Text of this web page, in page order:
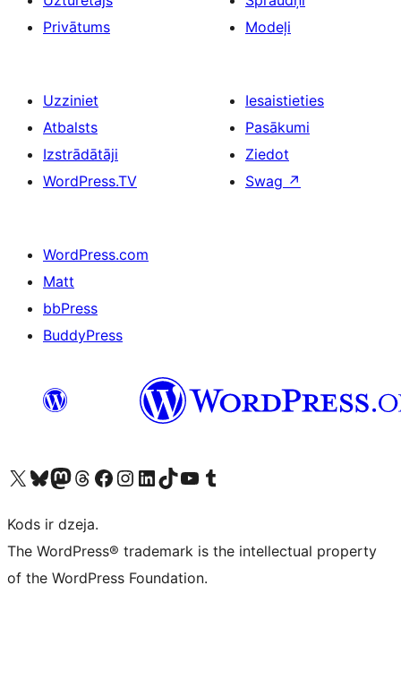
Privātums
Modeļi
Uzziniet
Atbalsts
Izstrādātāji
WordPress.TV
Iesaistieties
Pasākumi
Ziedot
Swag ↗
WordPress.com
Matt
bbPress
BuddyPress
Apmeklējiet mūsu X (agrāk Twitter) kontu
Apmeklējiet mūsu Bluesky kontu
Apmeklējiet mūsu Mastodon kontu
Apmeklējiet mūsu Threads kontu
Apmeklējiet mūsu Facebook lapuApmeklējiet mūsu Instagram kontu
Apmeklējiet mūsu LinkedIn kontu
Apmeklējiet mūsu TikTok kontu
Apmeklējiet mūsu YouTube kanālu
Apmeklējiet mūsu Tumblr kontu
Kods ir dzeja.
The WordPress® trademark is the intellectual property
of the WordPress Foundation.